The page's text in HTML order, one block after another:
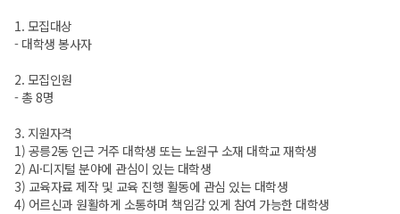
1. 모집대상
- 대학생 봉사자
2. 모집인원
- 총 8명
3. 지원자격
1) 공릉2동 인근 거주 대학생 또는 노원구 소재 대학교 재학생
2) AI·디지털 분야에 관심이 있는 대학생
3) 교육자료 제작 및 교육 진행 활동에 관심 있는 대학생
4) 어르신과 원활하게 소통하며 책임감 있게 참여 가능한 대학생